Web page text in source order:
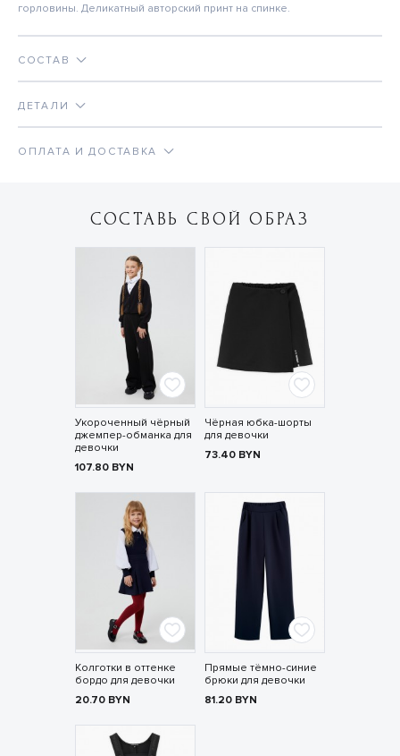
горловины. Деликатный авторский принт на спинке.
СОСТАВ
ДЕТАЛИ
ОПЛАТА И ДОСТАВКА
СОСТАВЬ СВОЙ ОБРАЗ
Укороченный чёрный
джемпер-обманка для
девочки
107.80 BYN
Чёрная юбка-шорты
для девочки
73.40 BYN
Колготки в оттенке
бордо для девочки
20.70 BYN
Прямые тёмно-синие
брюки для девочки
81.20 BYN